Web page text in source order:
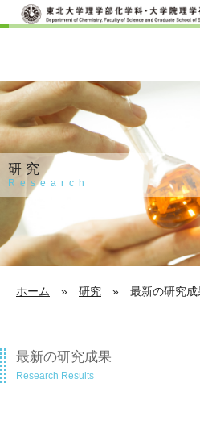
研究
Research
ホーム » 研究 » 最新の研究成
最新の研究成果
Research Results